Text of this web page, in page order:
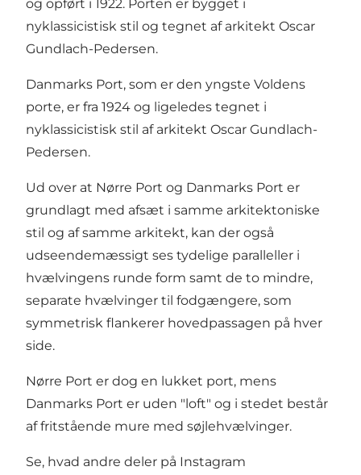
og opført i 1922. Porten er bygget i
nyklassicistisk stil og tegnet af arkitekt Oscar
Gundlach-Pedersen.
Danmarks Port, som er den yngste Voldens
porte, er fra 1924 og ligeledes tegnet i
nyklassicistisk stil af arkitekt Oscar Gundlach-
Pedersen.
Ud over at Nørre Port og Danmarks Port er
grundlagt med afsæt i samme arkitektoniske
stil og af samme arkitekt, kan der også
udseendemæssigt ses tydelige paralleller i
hvælvingens runde form samt de to mindre,
separate hvælvinger til fodgængere, som
symmetrisk flankerer hovedpassagen på hver
side.
Nørre Port er dog en lukket port, mens
Danmarks Port er uden "loft" og i stedet består
af fritstående mure med søjlehvælvinger.
Se, hvad andre deler på Instagram